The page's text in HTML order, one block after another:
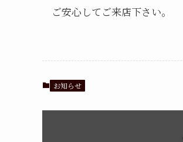
ご安心してご来店下さい。
お知らせ